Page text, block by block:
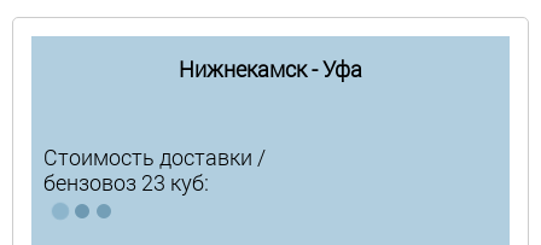
Нижнекамск - Уфа
Стоимость доставки /
бензовоз 23 куб: